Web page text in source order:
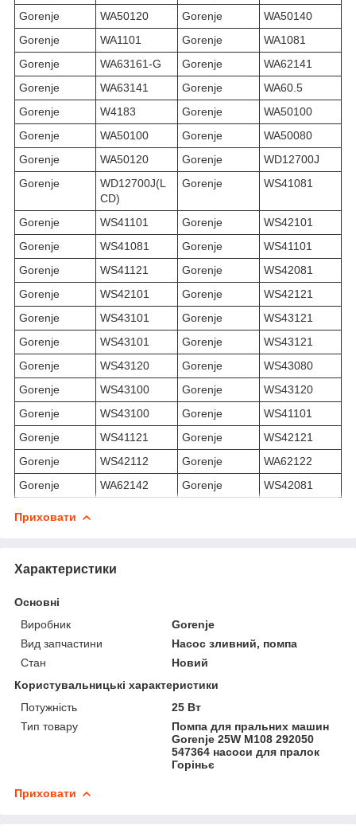
Gorenje
WA50120 Gorenje
WA50140
Gorenje
WA1101 Gorenje
WA1081
Gorenje
WA63161-G Gorenje
WA62141
Gorenje
WA63141 Gorenje
WA60.5
Gorenje
W4183 Gorenje
WA50100
Gorenje
WA50100 Gorenje
WA50080
Gorenje
WA50120 Gorenje
WD12700J
Gorenje
WD12700J(L
CD)
Gorenje WS41081
Gorenje WS41101 Gorenje
WS42101
Gorenje
WS41081 Gorenje
WS41101
Gorenje
WS41121 Gorenje
WS42081
Gorenje
WS42101 Gorenje
WS42121
Gorenje
WS43101 Gorenje
WS43121
Gorenje
WS43101 Gorenje
WS43121
Gorenje
WS43120 Gorenje
WS43080
Gorenje
WS43100 Gorenje
WS43120
Gorenje
WS43100 Gorenje
WS41101
Gorenje
WS41121 Gorenje
WS42121
Gorenje
WS42112 Gorenje
WA62122
Gorenje
WA62142 Gorenje WS42081
Приховати
Характеристики
Основні
Виробник
Gorenje
Вид запчастини
Насос зливний, помпа
Стан
Новий
Користувальницькі характеристики
Потужність
25 Вт
Тип товару
Помпа для пральних машин
Gorenje 25W M108 292050
547364 насоси для пралок
Горіньє
Приховати